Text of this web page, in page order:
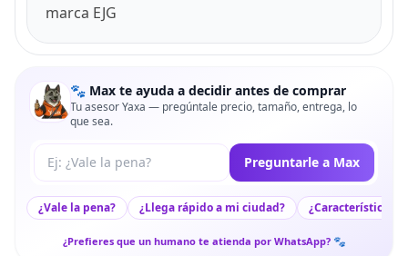
marca EJG
🐾 Max te ayuda a decidir antes de comprar
Tu asesor Yaxa — pregúntale precio, tamaño, entrega, lo
que sea.
Tu pregunta a Max Preguntarle a Max
¿Vale la pena? ¿Llega rápido a mi ciudad? ¿Características
¿Prefieres que un humano te atienda por WhatsApp? 🐾